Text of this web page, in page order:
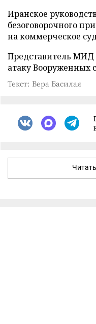
Иранское
безоговорочного
на коммерческое
Представитель
атаку
Текст: Вера Басилая